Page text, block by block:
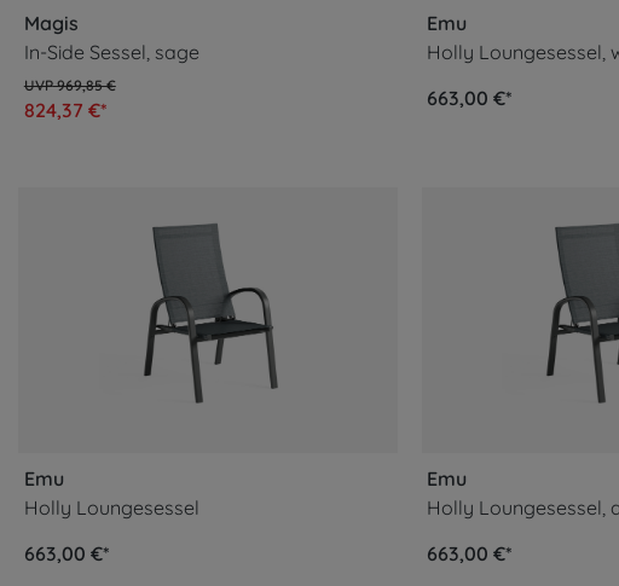
Magis
In-Side Sessel, sage
824,37 €*
969,85 €
Emu
Holly Loungesessel,
663,00 €*
Emu
Holly Loungesessel
663,00 €*
Emu
Holly Loungesessel,
663,00 €*